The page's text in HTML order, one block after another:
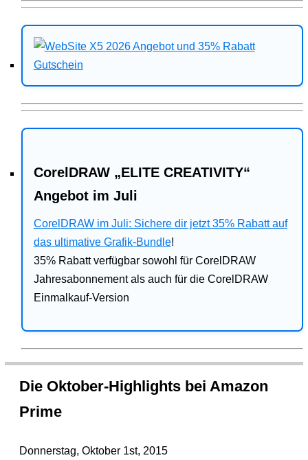
CorelDRAW „ELITE CREATIVITY“
Angebot im Juli
CorelDRAW im Juli: Sichere dir jetzt 35% Rabatt auf
das ultimative Grafik-Bundle!
35% Rabatt verfügbar sowohl für CorelDRAW
Jahresabonnement als auch für die CorelDRAW
Einmalkauf-Version
Die Oktober-Highlights bei Amazon
Prime
Donnerstag, Oktober 1st, 2015